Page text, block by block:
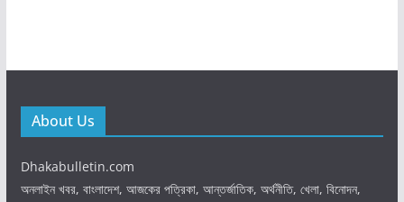
About Us
Dhakabulletin.com
অনলাইন খবর, বাংলাদেশ, আজকের পত্রিকা, আন্তর্জাতিক, অর্থনীতি, খেলা, বিনোদন,